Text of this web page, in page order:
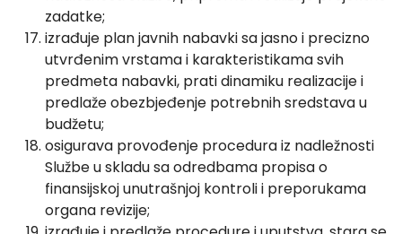
zadatke;
izrađuje plan javnih nabavki sa jasno i precizno
utvrđenim vrstama i karakteristikama svih
predmeta nabavki, prati dinamiku realizacije i
predlaže obezbjeđenje potrebnih sredstava u
budžetu;
osigurava provođenje procedura iz nadležnosti
Službe u skladu sa odredbama propisa o
finansijskoj unutrašnjoj kontroli i preporukama
organa revizije;